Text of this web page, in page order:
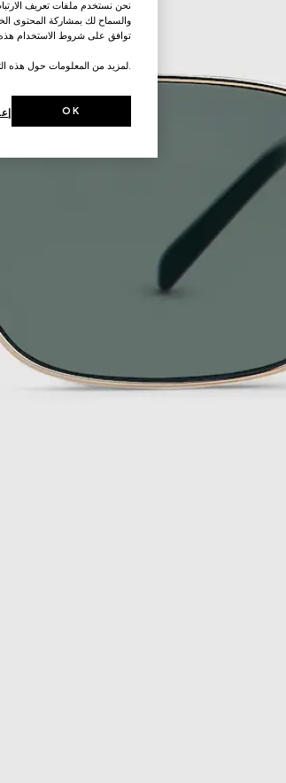
نحن نستخدم ملفات تعريف
والسماح لك بمشاركة المحتوى
توافق على شروط الاستخدام
.لمزيد من المعلومات حول هذه
OK